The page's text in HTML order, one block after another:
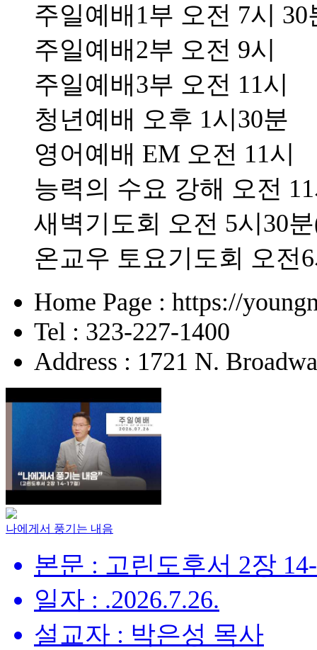
주일예배1부 오전 7시 30
주일예배2부 오전 9시
주일예배3부 오전 11시
청년예배 오후 1시30분
영어예배 EM 오전 11시
능력의 수요 강해 오전
새벽기도회 오전 5시30
온교우 토요기도회 오전
Home Page : https://
Tel : 323-227-1400
Address : 1721 N.
나에게서 풍기는 내음
본문 : 고린도후서 2장
일자 : .2026.7.26.
설교자 : 박은성 목사